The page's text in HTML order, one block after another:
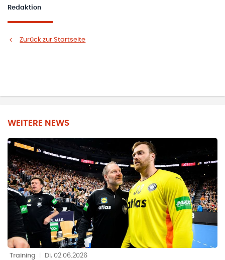
Redaktion
Zurück zur Startseite
WEITERE NEWS
Training Di, 02.06.2026